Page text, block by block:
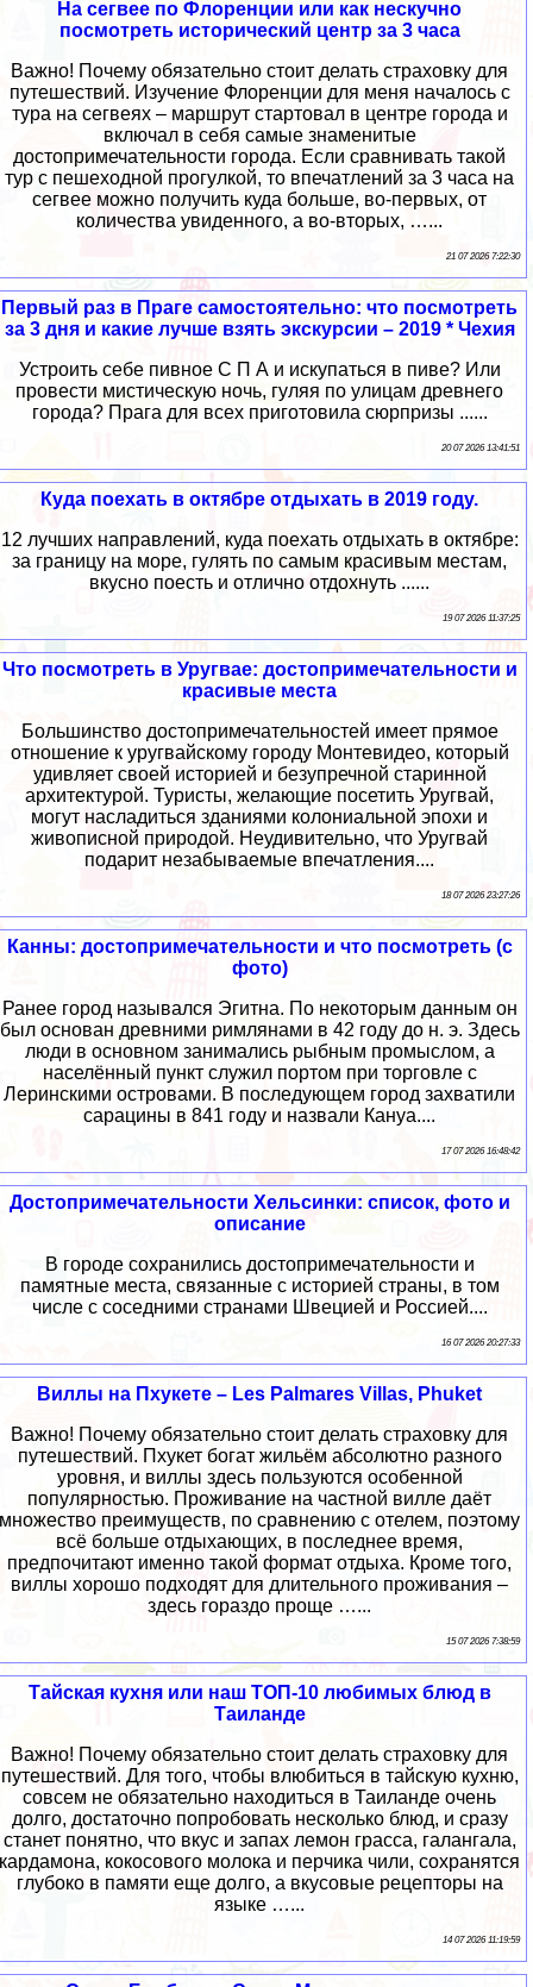
На сегвее по Флоренции или как нескучно
посмотреть исторический центр за 3 часа
Важно! Почему обязательно стоит делать страховку для
путешествий. Изучение Флоренции для меня началось с
тура на сегвеях – маршрут стартовал в центре города и
включал в себя самые знаменитые
достопримечательности города. Если сравнивать такой
тур с пешеходной прогулкой, то впечатлений за 3 часа на
сегвее можно получить куда больше, во-первых, от
количества увиденного, а во-вторых, …...
21 07 2026 7:22:30
Первый раз в Праге самостоятельно: что посмотреть
за 3 дня и какие лучше взять экскурсии – 2019 * Чехия
Устроить себе пивное С П А и искупаться в пиве? Или
провести мистическую ночь, гуляя по улицам древнего
города? Прага для всех приготовила сюрпризы ......
20 07 2026 13:41:51
Куда поехать в октябре отдыхать в 2019 году.
12 лучших направлений, куда поехать отдыхать в октябре:
за границу на море, гулять по самым красивым местам,
вкусно поесть и отлично отдохнуть ......
19 07 2026 11:37:25
Что посмотреть в Уругвае: достопримечательности и
красивые места
Большинство достопримечательностей имеет прямое
отношение к уругвайскому городу Монтевидео, который
удивляет своей историей и безупречной старинной
архитектурой. Туристы, желающие посетить Уругвай,
могут насладиться зданиями колониальной эпохи и
живописной природой. Неудивительно, что Уругвай
подарит незабываемые впечатления....
18 07 2026 23:27:26
Канны: достопримечательности и что посмотреть (с
фото)
Ранее город назывался Эгитна. По некоторым данным он
был основан древними римлянами в 42 году до н. э. Здесь
люди в основном занимались рыбным промыслом, а
населённый пункт служил портом при торговле с
Леринскими островами. В последующем город захватили
сарацины в 841 году и назвали Кануа....
17 07 2026 16:48:42
Достопримечательности Хельсинки: список, фото и
описание
В городе сохранились достопримечательности и
памятные места, связанные с историей страны, в том
числе с соседними странами Швецией и Россией....
16 07 2026 20:27:33
Виллы на Пхукете – Les Palmares Villas, Phuket
Важно! Почему обязательно стоит делать страховку для
путешествий. Пхукет богат жильём абсолютно разного
уровня, и виллы здесь пользуются особенной
популярностью. Проживание на частной вилле даёт
множество преимуществ, по сравнению с отелем, поэтому
всё больше отдыхающих, в последнее время,
предпочитают именно такой формат отдыха. Кроме того,
виллы хорошо подходят для длительного проживания –
здесь гораздо проще …...
15 07 2026 7:38:59
Тайская кухня или наш ТОП-10 любимых блюд в
Таиланде
Важно! Почему обязательно стоит делать страховку для
путешествий. Для того, чтобы влюбиться в тайскую кухню,
совсем не обязательно находиться в Таиланде очень
долго, достаточно попробовать несколько блюд, и сразу
станет понятно, что вкус и запах лемон грасса, галангала,
кардамона, кокосового молока и перчика чили, сохранятся
глубоко в памяти еще долго, а вкусовые рецепторы на
языке …...
14 07 2026 11:19:59